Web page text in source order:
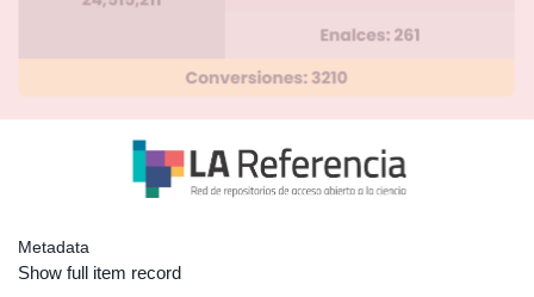
Metadata
Show full item record